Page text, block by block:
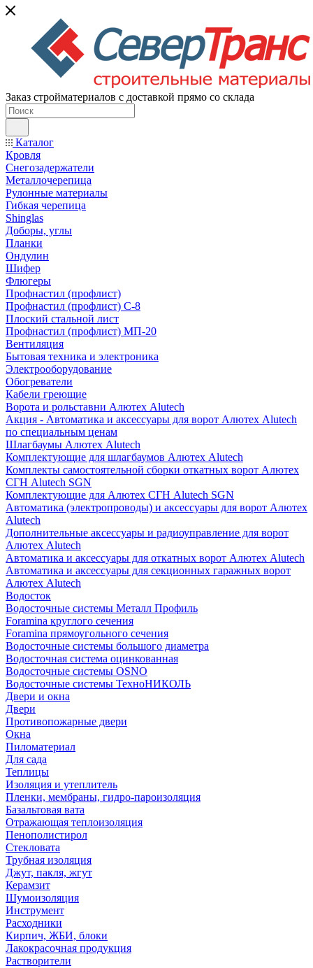
Заказ стройматериалов с доставкой прямо со склада
Каталог
Кровля
Снегозадержатели
Металлочерепица
Рулонные материалы
Гибкая черепица
Shinglas
Доборы, углы
Планки
Ондулин
Шифер
Флюгеры
Профнастил (профлист)
Профнастил (профлист) С-8
Плоский стальной лист
Профнастил (профлист) МП-20
Вентиляция
Бытовая техника и электроника
Электрооборудование
Обогреватели
Кабели греющие
Ворота и рольставни Алютех Alutech
Акция - Автоматика и аксессуары для ворот Алютех Alutech
по специальным ценам
Шлагбаумы Алютех Alutech
Комплектующие для шлагбаумов Алютех Alutech
Комплекты самостоятельной сборки откатных ворот Алютех
СГН Alutech SGN
Комплектующие для Алютех СГН Alutech SGN
Автоматика (электропроводы) и аксессуары для ворот Алютех
Alutech
Дополнительные аксессуары и радиоуправление для ворот
Алютех Alutech
Автоматика и аксессуары для откатных ворот Алютех Alutech
Автоматика и аксессуары для секционных гаражных ворот
Алютех Alutech
Водосток
Водосточные системы Металл Профиль
Foramina круглого сечения
Foramina прямоугольного сечения
Водосточные системы большого диаметра
Водосточная система оцинкованная
Водосточные системы OSNO
Водосточные системы ТехноНИКОЛЬ
Двери и окна
Двери
Противопожарные двери
Окна
Пиломатериал
Для сада
Теплицы
Изоляция и утеплитель
Пленки, мембраны, гидро-пароизоляция
Базальтовая вата
Отражающая теплоизоляция
Пенополистирол
Стекловата
Трубная изоляция
Джут, пакля, жгут
Керамзит
Шумоизоляция
Инструмент
Расходники
Кирпич, ЖБИ, блоки
Лакокрасочная продукция
Растворители